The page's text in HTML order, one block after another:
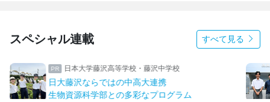
スペシャル連載 すべて見る
日本大学藤沢高等学校・藤沢中学校
日大藤沢ならではの中高大連携
生物資源科学部との多彩なプログラム